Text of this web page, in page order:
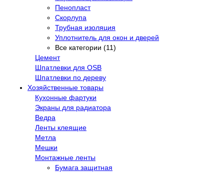
Пенопласт
Скорлупа
Трубная изоляция
Уплотнитель для окон и дверей
Все категории (11)
Цемент
Шпатлевки для OSB
Шпатлевки по дереву
Хозяйственные товары
Кухонные фартуки
Экраны для радиатора
Ведра
Ленты клеящие
Метла
Мешки
Монтажные ленты
Бумага защитная